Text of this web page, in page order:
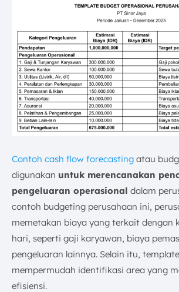
Contoh cash flow forecasting atau
digunakan untuk merencanakan
pengeluaran operasional dalam
contoh budgeting perusahaan ini,
memetakan biaya yang terkait dengan
hari, seperti gaji karyawan, biaya
pengeluaran lainnya. Selain itu,
mempermudah identifikasi area yang
efisiensi.